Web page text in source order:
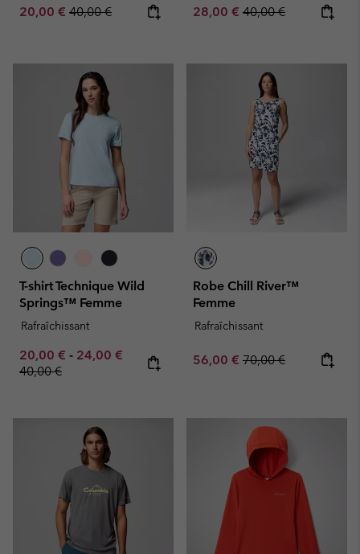
Sale price:
20,00 € Regular price:
40,00 € Sale price:
28,00 € Regular price:
40,00 €
T-shirt Technique Wild
Springs™ Femme
Rafraîchissant
Minimum sale price:
20,00 € - Maximum sale price:
24,00 € Regular price:
40,00 €
Robe Chill River™
Femme
Rafraîchissant
Sale price:
56,00 € Regular price:
70,00 €